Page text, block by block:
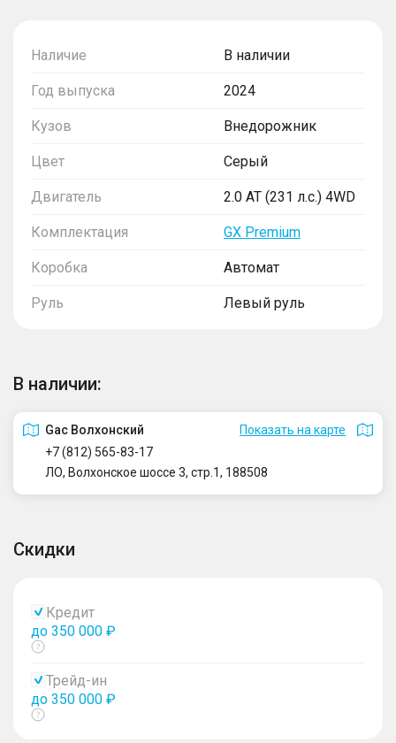
Наличие В наличии
Год выпуска 2024
Кузов Внедорожник
Цвет Серый
Двигатель 2.0 AT (231 л.с.) 4WD
Комплектация GX Premium
Коробка Автомат
Руль Левый руль
В наличии:
Gac Волхонский
Показать на карте
+7 (812) 565-83-17
ЛО, Волхонское шоссе 3, стр.1, 188508
Скидки
Кредит
до 350 000 ₽
Показать
Трейд-ин
до 350 000 ₽
Показать